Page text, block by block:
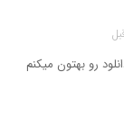
رو بهتون میکنم